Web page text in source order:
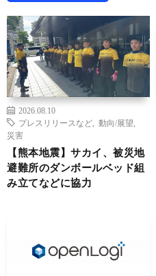
2026.08.10
プレスリリースなど
動向/展望
災害
【熊本地震】サカイ、被災地
避難所のダンボールベッド組
み立てなどに協力